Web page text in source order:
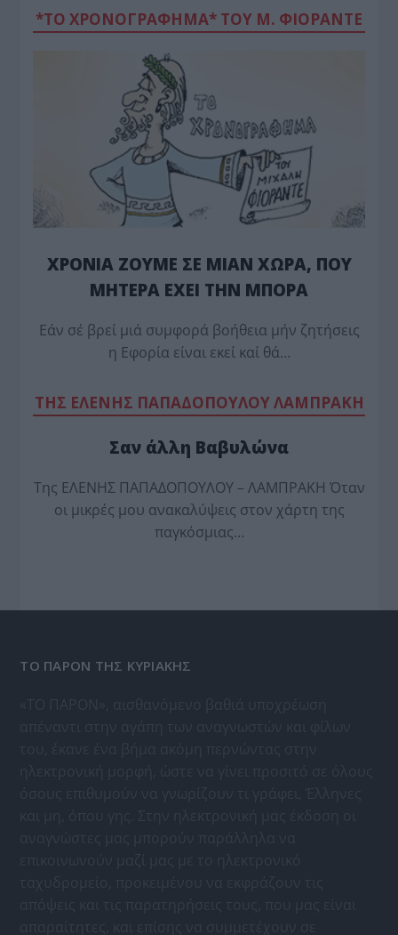
*ΤΟ ΧΡΟΝΟΓΡΑΦΗΜΑ* ΤΟΥ Μ. ΦΙΟΡΆΝΤΕ
ΧΡΟΝΙΑ ΖΟΥΜΕ ΣΕ ΜΙΑΝ ΧΩΡΑ, ΠΟΥ
ΜΗΤΕΡΑ ΕΧΕΙ ΤΗΝ ΜΠΟΡΑ
Εάν σέ βρεί μιά συμφορά βοήθεια μήν ζητήσεις
η Εφορία είναι εκεί καί θά…
TΗΣ ΕΛΕΝΗΣ ΠΑΠΑΔΟΠΟΥΛΟΥ ΛΑΜΠΡΑΚΗ
Σαν άλλη Βαβυλώνα
Της ΕΛΕΝΗΣ ΠΑΠΑΔΟΠΟΥΛΟΥ – ΛΑΜΠΡΑΚΗ Όταν
οι μικρές μου ανακαλύψεις στον χάρτη της
παγκόσμιας…
ΤΟ ΠΑΡΟΝ ΤΗΣ ΚΥΡΙΑΚΗΣ